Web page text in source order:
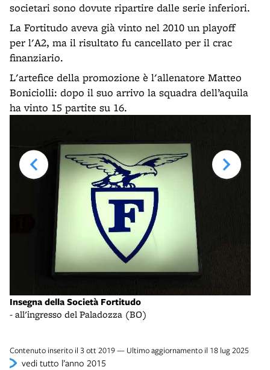
societari sono dovute ripartire dalle serie inferiori.
La Fortitudo aveva già vinto nel 2010 un playoff
per l'A2, ma il risultato fu cancellato per il crac
finanziario.
L'artefice della promozione è l'allenatore Matteo
Boniciolli: dopo il suo arrivo la squadra dell’aquila
ha vinto 15 partite su 16.
Insegna della Società Fortitudo
- all'ingresso del Paladozza (BO)
Contenuto inserito il 3 ott 2019 — Ultimo aggiornamento il 18 lug 2025
vedi tutto l’anno 2015